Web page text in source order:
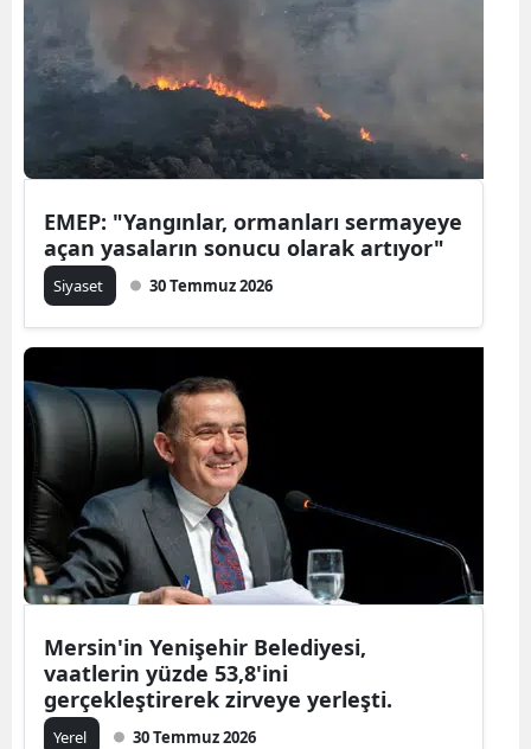
EMEP: "Yangınlar, ormanları sermayeye
açan yasaların sonucu olarak artıyor"
Siyaset 30 Temmuz 2026
Mersin'in Yenişehir Belediyesi,
vaatlerin yüzde 53,8'ini
gerçekleştirerek zirveye yerleşti.
Yerel 30 Temmuz 2026